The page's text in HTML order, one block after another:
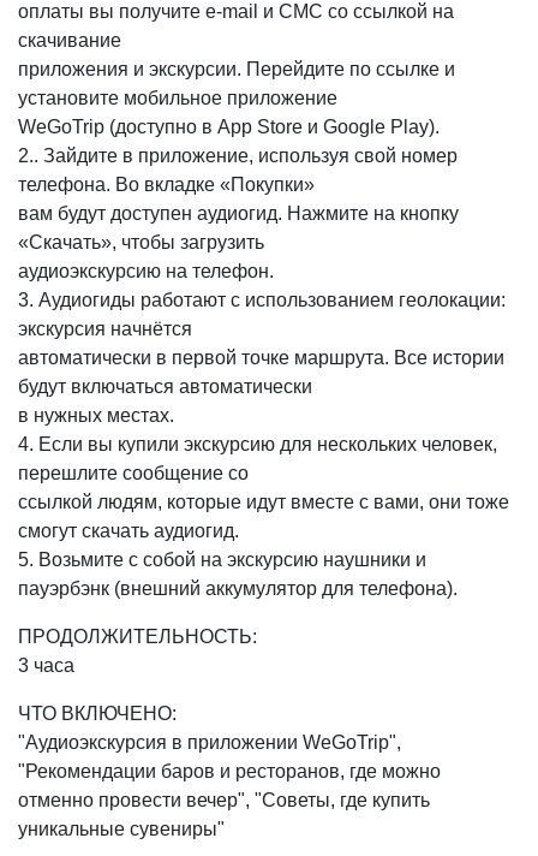
оплаты вы получите e-mail и СМС со ссылкой на
скачивание
приложения и экскурсии. Перейдите по ссылке и
установите мобильное приложение
WeGoTrip (доступно в App Store и Google Play).
2.. Зайдите в приложение, используя свой номер
телефона. Во вкладке «Покупки»
вам будут доступен аудиогид. Нажмите на кнопку
«Скачать», чтобы загрузить
аудиоэкскурсию на телефон.
3. Аудиогиды работают с использованием геолокации:
экскурсия начнётся
автоматически в первой точке маршрута. Все истории
будут включаться автоматически
в нужных местах.
4. Если вы купили экскурсию для нескольких человек,
перешлите сообщение со
ссылкой людям, которые идут вместе с вами, они тоже
смогут скачать аудиогид.
5. Возьмите с собой на экскурсию наушники и
пауэрбэнк (внешний аккумулятор для телефона).
ПРОДОЛЖИТЕЛЬНОСТЬ:
3 часа
ЧТО ВКЛЮЧЕНО:
"Аудиоэкскурсия в приложении WeGoTrip",
"Рекомендации баров и ресторанов, где можно
отменно провести вечер", "Советы, где купить
уникальные сувениры"